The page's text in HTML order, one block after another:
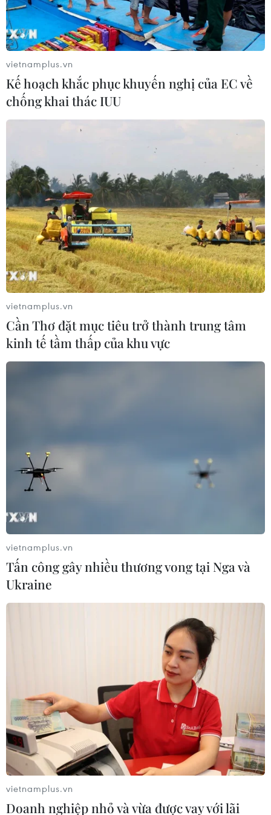
vietnamplus.vn
Kế hoạch khắc phục khuyến nghị của EC về
chống khai thác IUU
vietnamplus.vn
Cần Thơ đặt mục tiêu trở thành trung tâm
kinh tế tầm thấp của khu vực
vietnamplus.vn
Tấn công gây nhiều thương vong tại Nga và
Ukraine
vietnamplus.vn
Doanh nghiệp nhỏ và vừa được vay với lãi